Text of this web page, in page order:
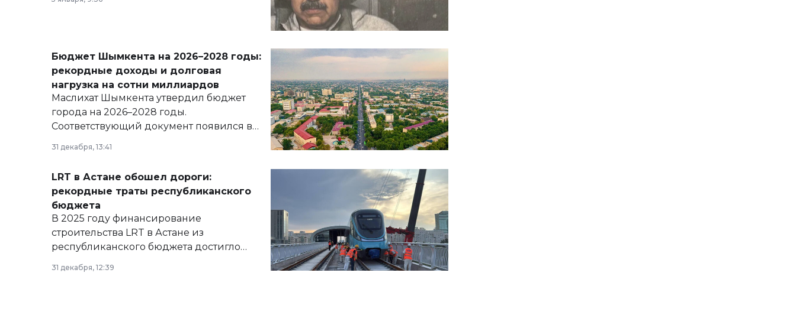
Бюджет Шымкента на 2026–2028 годы:
рекордные доходы и долговая
нагрузка на сотни миллиардов
Маслихат Шымкента утвердил бюджет
города на 2026–2028 годы.
Соответствующий документ появился в
базе нормативных правовых актов и на
сайте маслихат города.
31 декабря, 13:41
LRT в Астане обошел дороги:
рекордные траты республиканского
бюджета
В 2025 году финансирование
строительства LRT в Астане из
республиканского бюджета достигло
рекордных объемов.
31 декабря, 12:39